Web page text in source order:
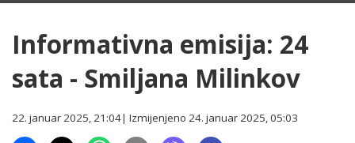
Informativna emisija: 24
sata - Smiljana Milinkov
22. januar 2025, 21:04| Izmijenjeno 24. januar 2025, 05:03